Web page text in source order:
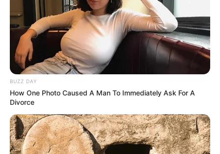
MOVIE
BUZZ DAY
How One Photo Caused A Man To Immediately Ask For A
Divorce